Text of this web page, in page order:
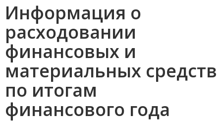
Информация о
расходовании
финансовых и
материальных средств
по итогам
финансового года